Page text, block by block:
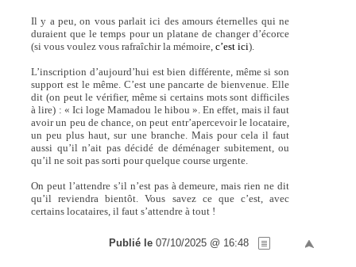
Il y a peu, on vous parlait ici des amours éternelles qui ne
duraient que le temps pour un platane de changer d’écorce
(si vous voulez vous rafraîchir la mémoire,c’est ici).
L’inscription d’aujourd’hui est bien différente, même si son
support est le même. C’est une pancarte de bienvenue. Elle
dit (on peut le vérifier, même si certains mots sont difficiles
à lire) : « Ici loge Mamadou le hibou ». En effet, mais il faut
avoir un peu de chance, on peut entr’apercevoir le locataire,
un peu plus haut, sur une branche. Mais pour cela il faut
aussi qu’il n’ait pas décidé de déménager subitement, ou
qu’il ne soit pas sorti pour quelque course urgente.
On peut l’attendre s’il n’est pas à demeure, mais rien ne dit
qu’il reviendra bientôt. Vous savez ce que c’est, avec
certains locataires, il faut s’attendre à tout !
Publié le 07/10/2025 @ 16:48